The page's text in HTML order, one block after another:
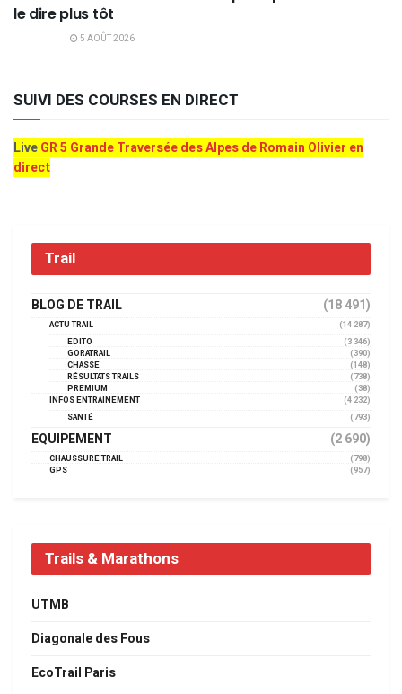
le dire plus tôt
5 AOÛT 2026
SUIVI DES COURSES EN DIRECT
LiveGR 5 Grande Traversée des Alpes de Romain Olivier en
direct
Trail
BLOG DE TRAIL (18 491)
ACTU TRAIL
(14 287)
EDITO
(3 346)
GORATRAIL
(390)
CHASSE
(148)
RÉSULTATS TRAILS
(738)
PREMIUM
(38)
INFOS ENTRAINEMENT
(4 232)
SANTÉ
(793)
EQUIPEMENT (2 690)
CHAUSSURE TRAIL
(798)
GPS
(957)
Trails & Marathons
UTMB
Diagonale des Fous
EcoTrail Paris